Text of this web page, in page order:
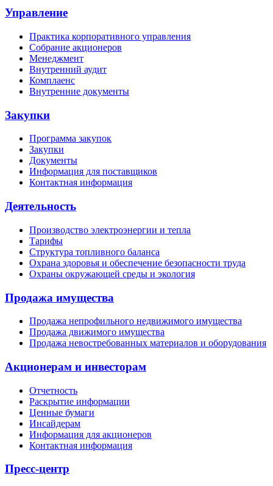
Управление
Практика корпоративного управления
Собрание акционеров
Менеджмент
Внутренний аудит
Комплаенс
Внутренние документы
Закупки
Программа закупок
Закупки
Документы
Информация для поставщиков
Контактная информация
Деятельность
Производство электроэнергии и тепла
Тарифы
Структура топливного баланса
Охрана здоровья и обеспечение безопасности труда
Охраны окружающей среды и экология
Продажа имущества
Продажа непрофильного недвижимого имущества
Продажа движимого имущества
Продажа невостребованных материалов и оборудования
Акционерам и инвесторам
Отчетность
Раскрытие информации
Ценные бумаги
Инсайдерам
Информация для акционеров
Контактная информация
Пресс-центр